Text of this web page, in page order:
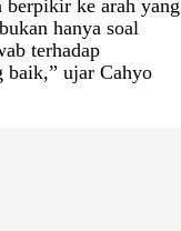
berpikir ke arah yang
hanya soal
terhadap
baik,” ujar Cahyo